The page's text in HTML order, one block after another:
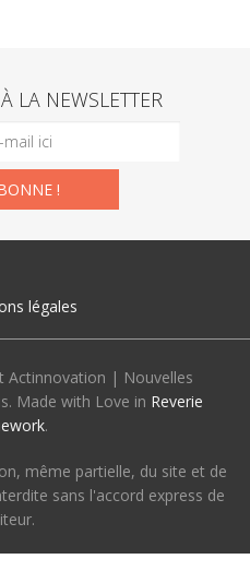
LA NEWSLETTER
légales
Actinnovation | Nouvelles
Made with Love in Reverie
.
même partielle, du site et de
sans l'accord express de